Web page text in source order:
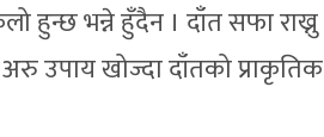
हुन्छ भन्ने हुँदैन । दाँत सफा राख्नु
उपाय खोज्दा दाँतको प्राकृतिक